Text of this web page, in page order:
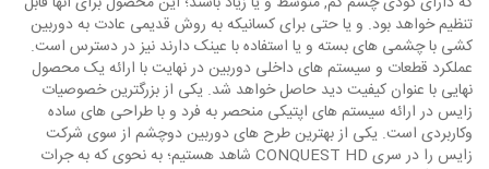
تنظیم خواهد بود. و یا حتی برای کسانیکه به روش قدیمی عادت به دوربین
کشی با چشمی های بسته و یا استفاده با عینک دارند نیز در دسترس است.
عملکرد قطعات و سیستم های داخلی دوربین در نهایت با ارائه یک محصول
نهایی با عنوان کیفیت دید حاصل خواهد شد. یکی از بزرگترین خصوصیات
زایس در ارائه سیستم های اپتیکی منحصر به فرد و با طراحی های ساده
وکاربردی است. یکی از بهترین طرح های دوربین دوچشم از سوی شرکت
زایس را در سری CONQUEST HD شاهد هستیم؛ به نحوی که به جرات